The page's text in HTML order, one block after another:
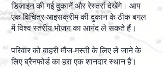
डिज़ाइन की गई दुकानें और रेस्तरां देखेंगे। आप
एक विचित्र आइसक्रीम की दुकान के ठीक बगल
में विश्व स्तरीय भोजन का आनंद ले सकते हैं।
परिवार को बाहरी मौज-मस्ती के लिए ले जाने के
लिए ब्रैनफोर्ड का हरा एक शानदार स्थान है।